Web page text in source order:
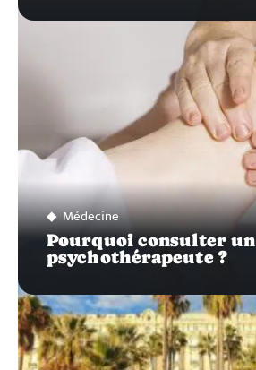
Médecine
Pourquoi consulter un
psychothérapeute ?